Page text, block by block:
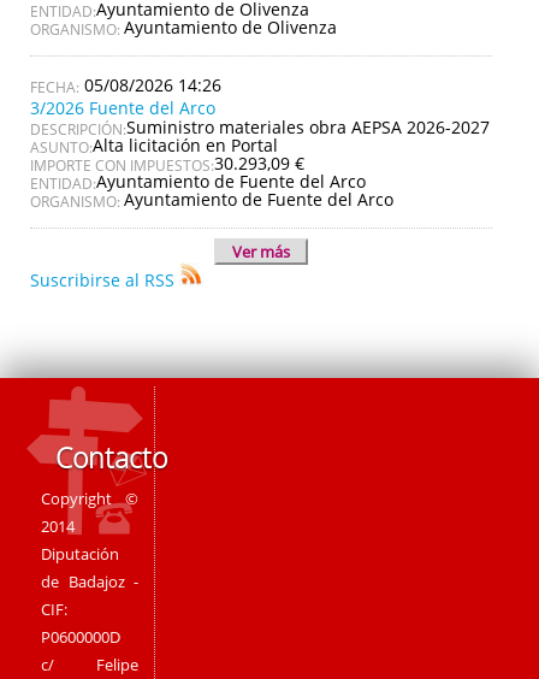
ENTIDAD:Ayuntamiento de Olivenza
ORGANISMO: Ayuntamiento de Olivenza
05/08/2026 14:26
3/2026 Fuente del Arco
DESCRIPCIÓN:Suministro materiales obra AEPSA 2026-2027
ASUNTO:Alta licitación en Portal
IMPORTE CON IMPUESTOS:30.293,09 €
ENTIDAD:Ayuntamiento de Fuente del Arco
ORGANISMO: Ayuntamiento de Fuente del Arco
Ver más
Suscribirse al RSS
Contacto
Copyright ©
2014
Diputación
de Badajoz -
CIF:
P0600000D
c/ Felipe